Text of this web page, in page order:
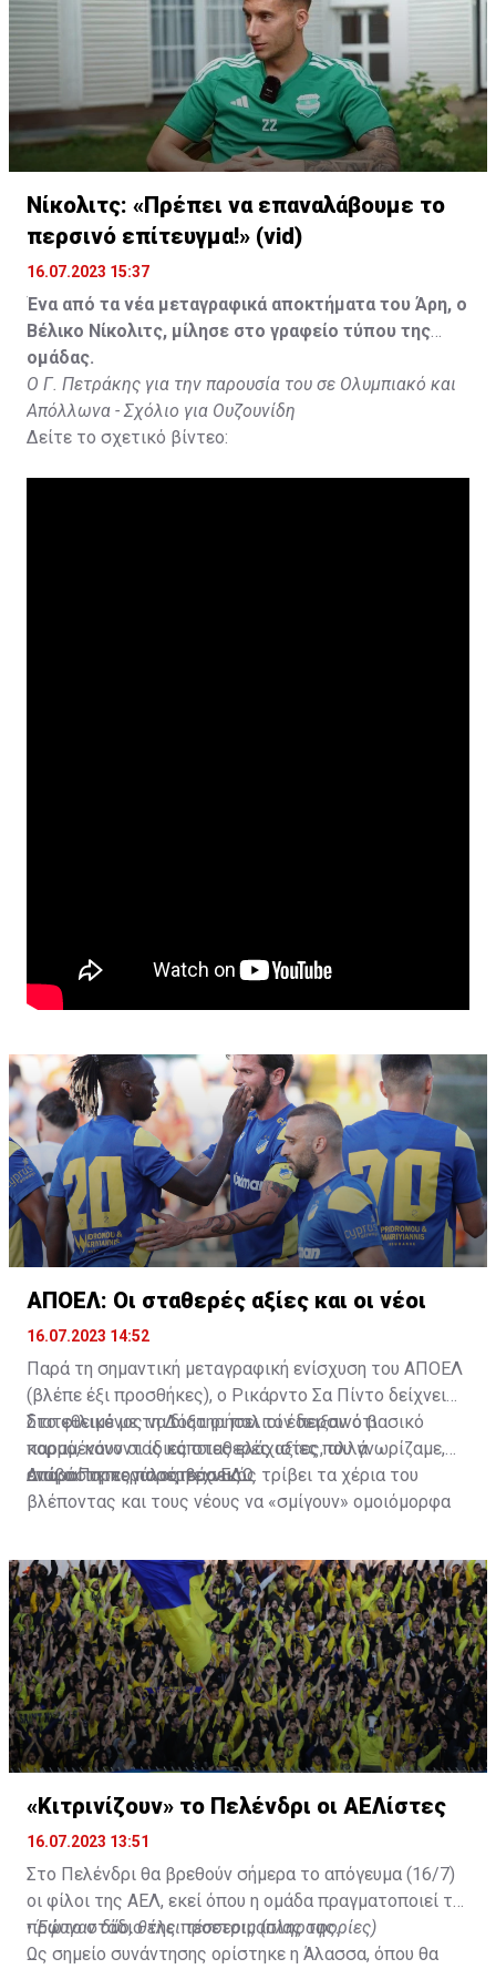
Νίκολιτς: «Πρέπει να επαναλάβουμε το
περσινό επίτευγμα!» (vid)
16.07.2023 15:37
Ένα από τα νέα μεταγραφικά αποκτήματα του Άρη, ο
Βέλικο Νίκολιτς, μίλησε στο γραφείο τύπου της
ομάδας.
Ο Γ. Πετράκης για την παρουσία του σε Ολυμπιακό και
Απόλλωνα - Σχόλιο για Ουζουνίδη
Δείτε το σχετικό βίντεο:
ΑΠΟΕΛ: Οι σταθερές αξίες και οι νέοι
16.07.2023 14:52
Παρά τη σημαντική μεταγραφική ενίσχυση του ΑΠΟΕΛ
(βλέπε έξι προσθήκες), ο Ρικάρντο Σα Πίντο δείχνει
διατεθειμένος να διατηρήσει τον περσινό βασικό
κορμό, κάνοντας κάποιες ελάχιστες, αλλά
απαραίτητες παρεμβάσεις.
Στο φιλικό με τη Δόξα οι παλιοί έδειξαν ότι
παραμένουν οι ίδιες σταθερές αξίες που γνωρίζαμε,
ενώ ο Πορτογάλος τεχνικός τρίβει τα χέρια του
βλέποντας και τους νέους να «σμίγουν» ομοιόμορφα
Διαβάστε περισσότεραΕΔΩ.
«Κιτρινίζουν» το Πελένδρι οι ΑΕΛίστες
16.07.2023 13:51
Στο Πελένδρι θα βρεθούν σήμερα το απόγευμα (16/7)
οι φίλοι της ΑΕΛ, εκεί όπου η ομάδα πραγματοποιεί το
πρώτο στάδιο της προετοιμασίας της.
•Έφυγαν δύο, θέλει τέσσερις (πληροφορίες)
Ως σημείο συνάντησης ορίστηκε η Άλασσα, όπου θα